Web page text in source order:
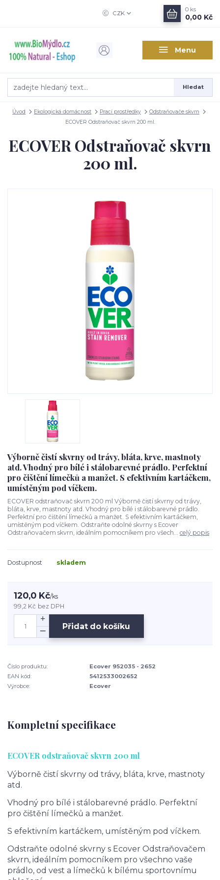
Menu
CZK
Hledat
0 ks
0,00 Kč
Úvod Ekologická domácnost Prací prostředky
Odstraňovače skvrn
ECOVER Odstraňovač skvrn 200 ml.
ECOVER Odstraňovač skvrn
200 ml.
Výborně čistí skvrny od trávy, bláta, krve, mastnoty
atd. Vhodný pro bílé i stálobarevné prádlo. Perfektní
pro čištění límečků a manžet. S efektivním kartáčkem,
umístěným pod víčkem.
ECOVER odstraňovač skvrn 200 ml Výborně čistí skvrny od trávy,
bláta, krve, mastnoty atd. Vhodný pro bílé i stálobarevné prádlo.
Perfektní pro čištění límečků a manžet. S efektivním kartáčkem,
umístěným pod víčkem. Odstraňte odolné skvrny s Ecover
Odstraňovačem skvrn, ideálním pomocníkem pro všech... celý popis
Dostupnost skladem
120,0 Kč/ks
99,2 Kč bez DPH
Přidat do košíku
Číslo produktu:
Ecover 952035 - 2652
EAN kód:
5412533002652
Výrobce:
Ecover
Kompletní specifikace
ECOVER odstraňovač skvrn 200 ml
Výborně čistí skvrny od trávy, bláta, krve, mastnoty
atd.
Vhodný pro bílé i stálobarevné prádlo. Perfektní
pro čištění límečků a manžet.
S efektivním kartáčkem, umístěným pod víčkem.
Odstraňte odolné skvrny s Ecover Odstraňovačem
skvrn, ideálním pomocníkem pro všechno vaše
prádlo, od vest a límečků k bílému sportovnímu